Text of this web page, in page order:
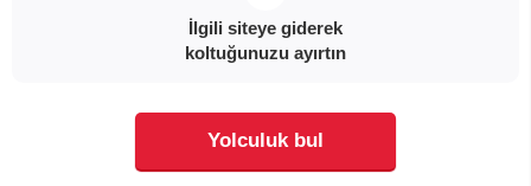
İlgili siteye giderek
koltuğunuzu ayırtın
Yolculuk bul